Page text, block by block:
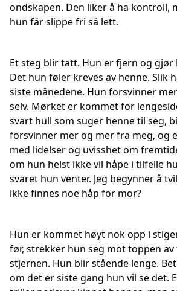
ondskapen. Den liker å ha kontroll,
hun får slippe fri så lett.
Et steg blir tatt. Hun er fjern og gjør
Det hun føler kreves av henne. Slik
siste månedene. Hun forsvinner
selv. Mørket er kommet for
svart hull som suger henne til seg,
forsvinner mer og mer fra meg, og
med lidelser og uvisshet om
om hun helst ikke vil håpe i tilfelle
svaret hun venter. Jeg begynner å
ikke finnes noe håp for mor?
Hun er kommet høyt nok opp i
før, strekker hun seg mot toppen
stjernen. Hun blir stående lenge.
om det er siste gang hun vil se det.